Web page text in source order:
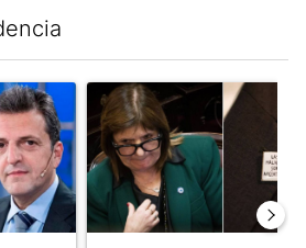
con el título "Los gobernadores
Un artículo de tendencia